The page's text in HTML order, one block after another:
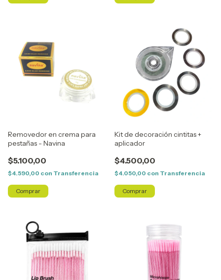
Removedor en crema para
pestañas - Navina
$5.100,00
$4.590,00 con Transferencia
Kit de decoración cintitas +
aplicador
$4.500,00
$4.050,00 con Transferencia